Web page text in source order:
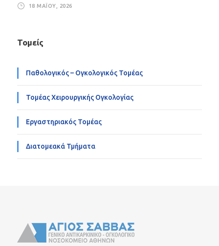
18 ΜΑΪ́ΟΥ, 2026
Τομείς
Παθολογικός – Ογκολογικός Τομέας
Τομέας Χειρουργικής Ογκολογίας
Εργαστηριακός Τομέας
Διατομεακά Τμήματα